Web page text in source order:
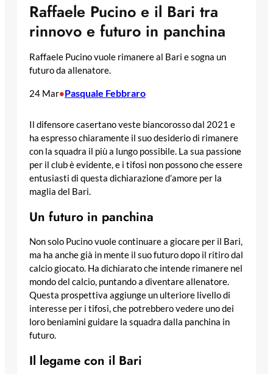
Raffaele Pucino e il Bari tra
rinnovo e futuro in panchina
Raffaele Pucino vuole rimanere al Bari e sogna un
futuro da allenatore.
24 Mar•Pasquale Febbraro
Il difensore casertano veste biancorosso dal 2021 e
ha espresso chiaramente il suo desiderio di rimanere
con la squadra il più a lungo possibile. La sua passione
per il club è evidente, e i tifosi non possono che essere
entusiasti di questa dichiarazione d’amore per la
maglia del Bari.
Un futuro in panchina
Non solo Pucino vuole continuare a giocare per il Bari,
ma ha anche già in mente il suo futuro dopo il ritiro dal
calcio giocato. Ha dichiarato che intende rimanere nel
mondo del calcio, puntando a diventare allenatore.
Questa prospettiva aggiunge un ulteriore livello di
interesse per i tifosi, che potrebbero vedere uno dei
loro beniamini guidare la squadra dalla panchina in
futuro.
Il legame con il Bari